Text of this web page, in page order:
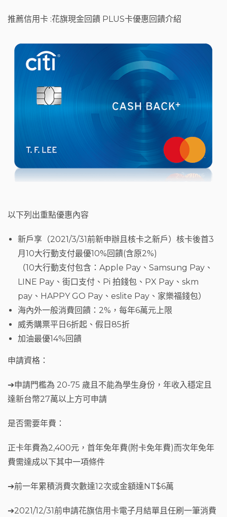
推薦信用卡 :花旗現金回饋 PLUS卡優惠回饋介紹
以下列出重點優惠內容
新戶享（2021/3/31前新申辦且核卡之新戶）核卡後首3
月10大行動支付最優10%回饋(含原2%)
（10大行動支付包含：Apple Pay、Samsung Pay、
LINE Pay、街口支付、Pi 拍錢包、PX Pay、skm
pay、HAPPY GO Pay、eslite Pay、家樂福錢包）
海內外一般消費回饋：2%，每年6萬元上限
威秀購票平日6折起、假日85折
加油最優14%回饋
申請資格：
➔申請門檻為 20-75 歲且不能為學生身份，年收入穩定且
達新台幣27萬以上方可申請
是否需要年費：
正卡年費為2,400元，首年免年費(附卡免年費)而次年免年
費需達成以下其中一項條件
➔前一年累積消費次數達12次或金額達NT$6萬
➔2021/12/31前申請花旗信用卡電子月結單且任刷一筆消費